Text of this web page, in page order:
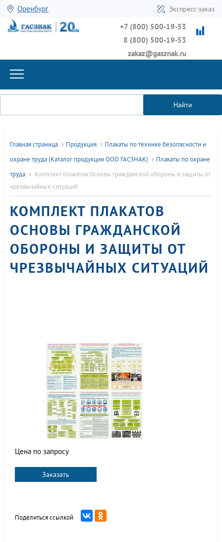
Оренбург Экспресс-заказ
+7 (800) 500-19-53
8 (800) 500-19-53
zakaz@gasznak.ru
Найти
Главная страница Продукция
Плакаты по технике безопасности и
охране труда (Каталог продукции ООО ГАСЗНАК)
Плакаты по охране
труда
Комплект плакатов Основы гражданской обороны и защиты от
чрезвычайных ситуаций
КОМПЛЕКТ ПЛАКАТОВ
ОСНОВЫ ГРАЖДАНСКОЙ
ОБОРОНЫ И ЗАЩИТЫ ОТ
ЧРЕЗВЫЧАЙНЫХ СИТУАЦИЙ
Цена по запросу
Заказать
Поделиться ссылкой